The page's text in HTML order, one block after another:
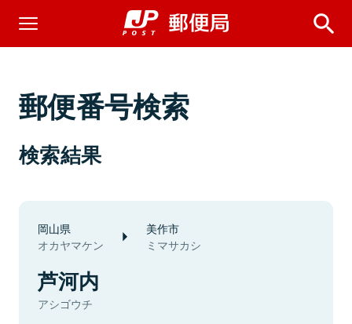
郵便番号検索
検索結果
岡山県
オカヤマケン
美作市
ミマサカシ
芦河内
アシゴウチ